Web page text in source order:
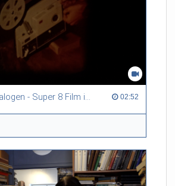
Zurück zum Analogen - Super 8 Film in 72 Stunden 02:52